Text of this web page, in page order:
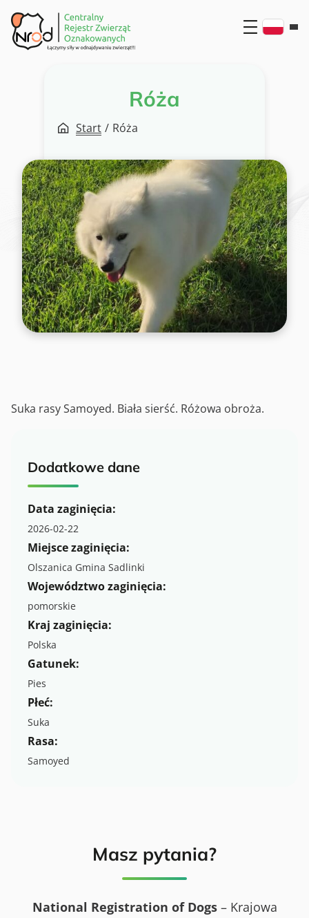
Przejdź
do
treści
Róża
Start / Róża
Suka rasy Samoyed. Biała sierść. Różowa obroża.
Dodatkowe dane
Data zaginięcia:
2026-02-22
Miejsce zaginięcia:
Olszanica Gmina Sadlinki
Województwo zaginięcia:
pomorskie
Kraj zaginięcia:
Polska
Gatunek:
Pies
Płeć:
Suka
Rasa:
Samoyed
Masz pytania?
National Registration of Dogs– Krajowa